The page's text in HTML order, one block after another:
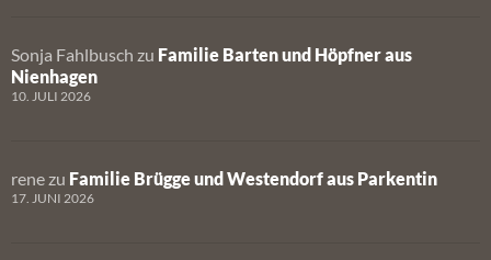
Sonja Fahlbusch zu Familie Barten und Höpfner aus
Nienhagen
10. JULI 2026
rene zu Familie Brügge und Westendorf aus Parkentin
17. JUNI 2026